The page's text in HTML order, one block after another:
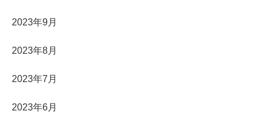
2023年9月
2023年8月
2023年7月
2023年6月